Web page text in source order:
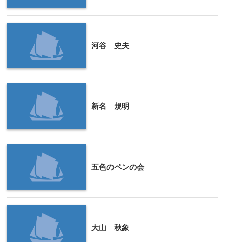
河谷 史夫
新名 規明
五色のペンの会
大山 秋象